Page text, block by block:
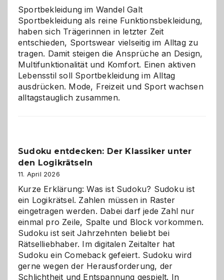
Chaos
Sportbekleidung im Wandel Galt
Sportbekleidung als reine Funktionsbekleidung,
haben sich Trägerinnen in letzter Zeit
entschieden, Sportswear vielseitig im Alltag zu
tragen. Damit steigen die Ansprüche an Design,
Multifunktionalität und Komfort. Einen aktiven
Lebensstil soll Sportbekleidung im Alltag
ausdrücken. Mode, Freizeit und Sport wachsen
alltagstauglich zusammen.
Sudoku entdecken: Der Klassiker unter
den Logikrätseln
11. April 2026
Kurze Erklärung: Was ist Sudoku? Sudoku ist
ein Logikrätsel. Zahlen müssen in Raster
eingetragen werden. Dabei darf jede Zahl nur
einmal pro Zeile, Spalte und Block vorkommen.
Sudoku ist seit Jahrzehnten beliebt bei
Rätselliebhaber. Im digitalen Zeitalter hat
Sudoku ein Comeback gefeiert. Sudoku wird
gerne wegen der Herausforderung, der
Schlichtheit und Entspannung gespielt. In